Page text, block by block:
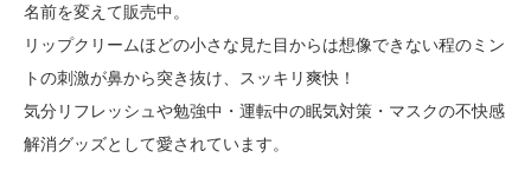
名前を変えて販売中。
リップクリームほどの小さな見た目からは想像できない程のミン
トの刺激が鼻から突き抜け、スッキリ爽快！
気分リフレッシュや勉強中・運転中の眠気対策・マスクの不快感
解消グッズとして愛されています。